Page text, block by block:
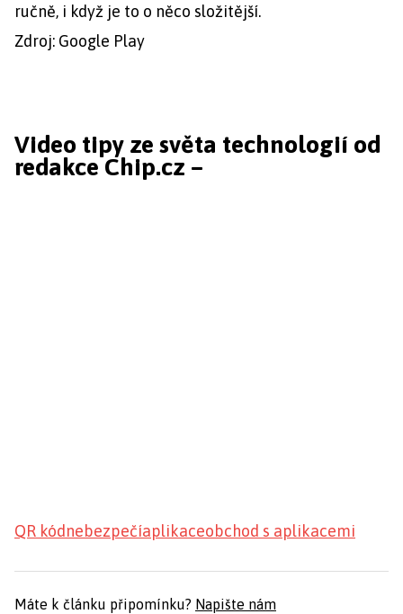
ručně, i když je to o něco složitější.
Zdroj: Google Play
Video tipy ze světa technologií od
redakce Chip.cz –
QR kódnebezpečíaplikaceobchod s aplikacemi
Máte k článku připomínku? Napište nám